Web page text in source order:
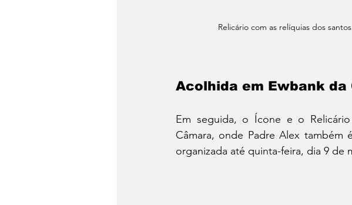
Relicário com as relíquias dos
Acolhida em Ewbank da
Em seguida, o Ícone e o
Câmara, onde Padre Alex também
organizada até quinta-feira, dia 9 de